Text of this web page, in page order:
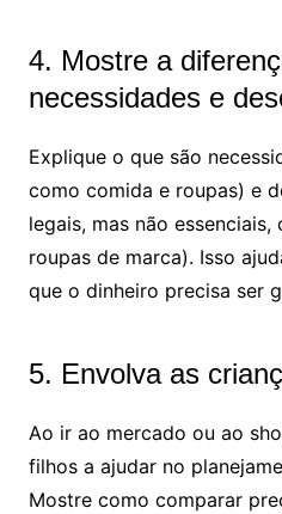
4. Mostre a
necessidades e
Explique o que são
como comida e roupas) e
legais, mas não
roupas de marca). Isso
que o dinheiro precisa ser
5. Envolva as
Ao ir ao mercado ou ao
filhos a ajudar no
Mostre como comparar